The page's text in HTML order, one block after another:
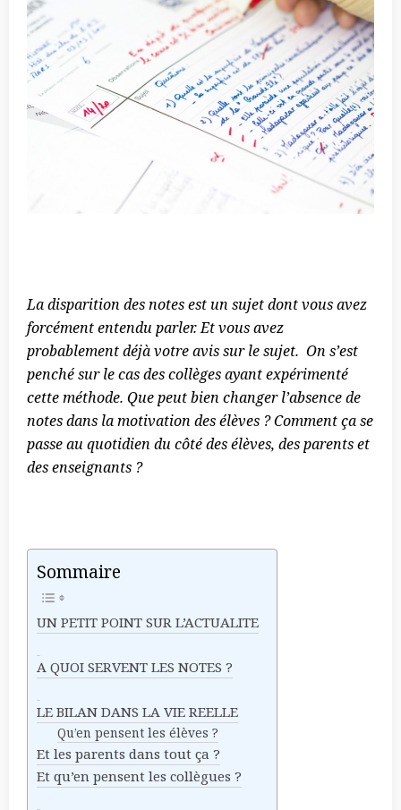
La disparition des notes est un sujet dont vous avez
forcément entendu parler. Et vous avez
probablement déjà votre avis sur le sujet. On s’est
penché sur le cas des collèges ayant expérimenté
cette méthode. Que peut bien changer l’absence de
notes dans la motivation des élèves ? Comment ça se
passe au quotidien du côté des élèves, des parents et
des enseignants ?
Sommaire
UN PETIT POINT SUR L’ACTUALITE
A QUOI SERVENT LES NOTES ?
LE BILAN DANS LA VIE REELLE
Qu’en pensent les élèves ?
Et les parents dans tout ça ?
Et qu’en pensent les collègues ?